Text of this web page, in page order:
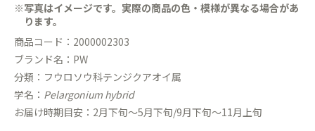
※写真はイメージです。実際の商品の色・模様が異なる場合があ
ります。
商品コード：2000002303
ブランド名：PW
分類：フウロソウ科テンジクアオイ属
学名： Pelargonium hybrid
お届け時期目安：2月下旬〜5月下旬/9月下旬〜11月上旬